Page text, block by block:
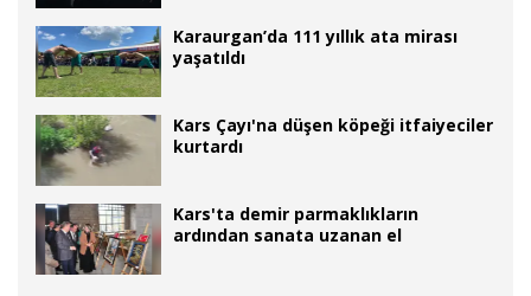
Karaurgan’da 111 yıllık ata mirası
yaşatıldı
Kars Çayı'na düşen köpeği itfaiyeciler
kurtardı
Kars'ta demir parmaklıkların
ardından sanata uzanan el